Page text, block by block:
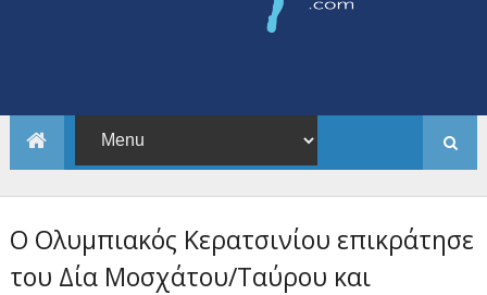
Ο Ολυμπιακός Κερατσινίου επικράτησε
του Δία Μοσχάτου/Ταύρου και